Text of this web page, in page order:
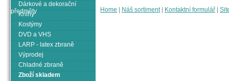
Home Náš sortiment| Kontaktní formulář
Dárkové a dekorační
předměty
Knihy
Kostýmy
DVD a VHS
LARP - latex zbraně
Výprodej
Chladné zbraně
Zboží skladem